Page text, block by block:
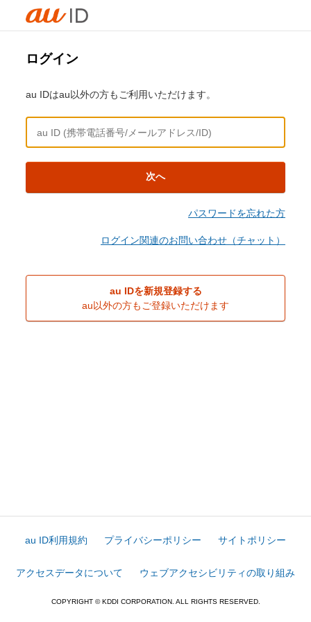
ログイン
au IDはau以外の方もご利用いただけます。
次へ
パスワードを忘れた方
ログイン関連のお問い合わせ（チャット）
au IDを新規登録する
au以外の方もご登録いただけます
au ID利用規約 プライバシーポリシー サイトポリシー
アクセスデータについて ウェブアクセシビリティの取り組み
COPYRIGHT © KDDI CORPORATION. ALL RIGHTS RESERVED.